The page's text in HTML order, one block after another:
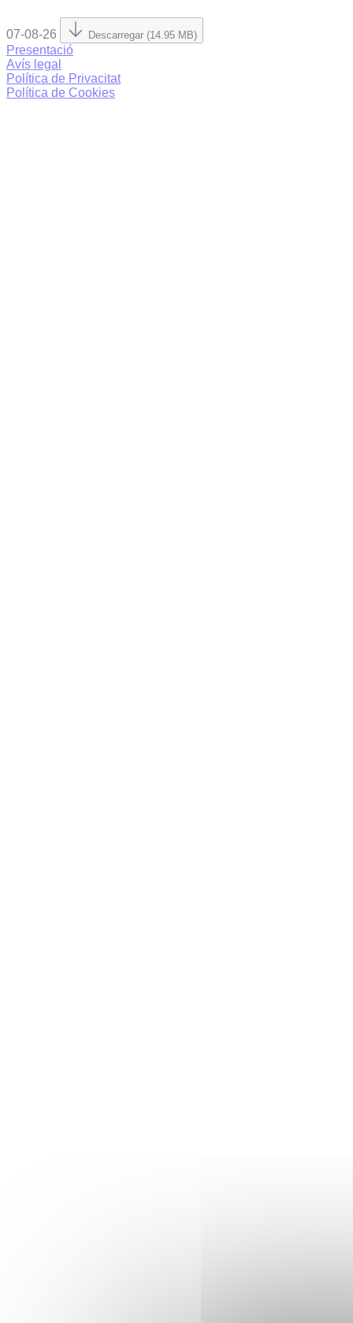
07-08-26 Descarregar (14.95 MB)
Presentació
Avís legal
Política de Privacitat
Política de Cookies